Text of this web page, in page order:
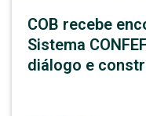
COB recebe
Sistema
diálogo e